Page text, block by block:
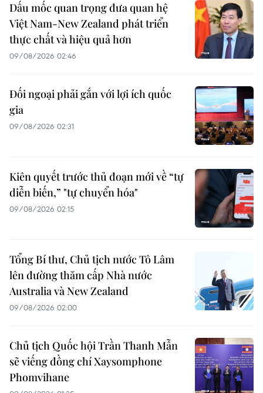
Dấu mốc quan trọng đưa quan hệ
Việt Nam-New Zealand phát triển
thực chất và hiệu quả hơn
09/08/2026 02:46
Đối ngoại phải gắn với lợi ích quốc
gia
09/08/2026 02:31
Kiên quyết trước thủ đoạn mới về “tự
diễn biến,” "tự chuyển hóa"
09/08/2026 02:15
Tổng Bí thư, Chủ tịch nước Tô Lâm
lên đường thăm cấp Nhà nước
Australia và New Zealand
09/08/2026 02:00
Chủ tịch Quốc hội Trần Thanh Mẫn
sẽ viếng đồng chí Xaysomphone
Phomvihane